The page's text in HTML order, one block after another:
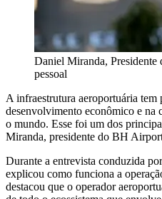
Daniel Miranda,
pessoal
A infraestrutura aeroportuária tem
desenvolvimento econômico e na
o mundo. Esse foi um dos
Miranda, presidente do BH
Durante a entrevista conduzida
explicou como funciona a
destacou que o operador